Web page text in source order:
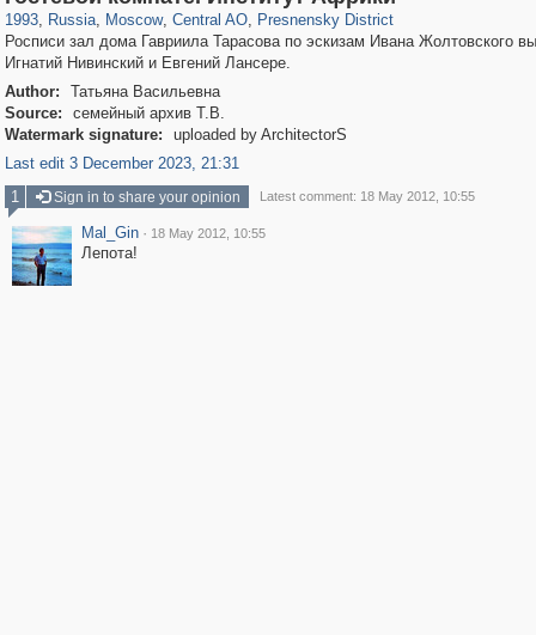
1993, Russia, Moscow, Central AO, Presnensky District
Росписи зал дома Гавриила Тарасова по эскизам Ивана Жолтовского
Игнатий Нивинский и Евгений Лансере.
Author:
Татьяна Васильевна
Source:
семейный архив Т.В.
Watermark signature:
uploaded by ArchitectorS
Last edit 3 December 2023, 21:31
1
Sign in to share your opinion Latest comment: 18 May 2012, 10:55
Mal_Gin · 18 May 2012, 10:55
Лепота!